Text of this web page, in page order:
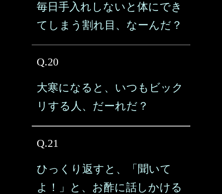
毎日手入れしないと体にでき
てしまう割れ目、なーんだ？
Q.20
大寒になると、いつもビック
リする人、だーれだ？
Q.21
ひっくり返すと、「聞いて
よ！」と、お酢に話しかける